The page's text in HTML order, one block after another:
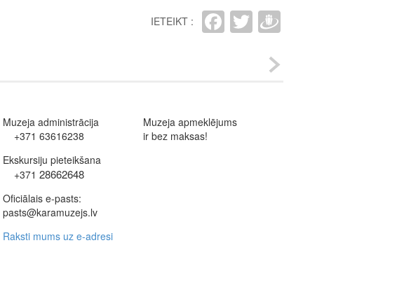
IETEIKT : Facebook
Twitter
Muzeja administrācija
+371 63616238
Ekskursiju pieteikšana
+371 28662648
Oficiālais e-pasts:
pasts@karamuzejs.lv
Raksti mums uz e-adresi
Muzeja apmeklējums
ir bez maksas!